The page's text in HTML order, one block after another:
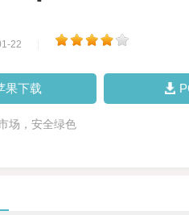
22
果下载
场，安全绿色